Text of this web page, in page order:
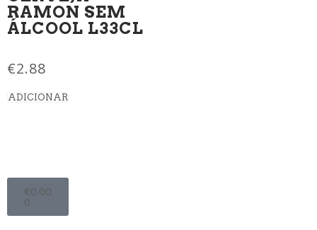
RAMON SEM
ÁLCOOL L33CL
€2.88
ADICIONAR
€0.00
0